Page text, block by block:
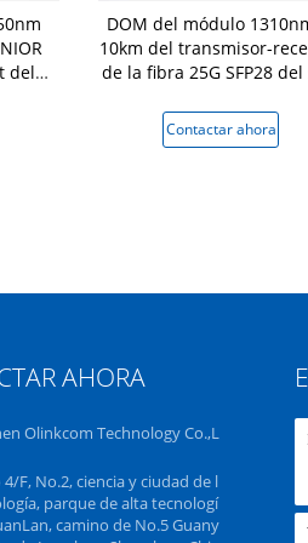
del
DOM del módulo
10km del transmisor-
de la fibra 25G SFP28 del
Contactar ahora
AHORA
Olinkcom Technology Co.,L
F, No.2, ciencia y ciudad de l
parque de alta tecnologí
camino de No.5 Guany